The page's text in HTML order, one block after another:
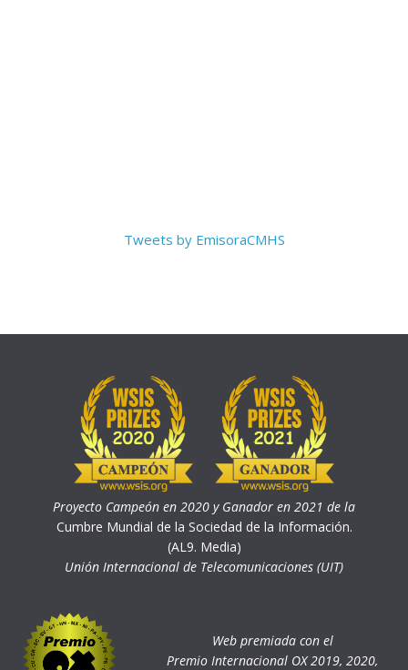
Tweets by EmisoraCMHS
Proyecto Campeón en 2020 y Ganador en 2021 de la
Cumbre Mundial de la Sociedad de la Información.
(AL9. Media)
Unión Internacional de Telecomunicaciones (UIT)
Web premiada con el
Premio Internacional OX 2019, 2020,